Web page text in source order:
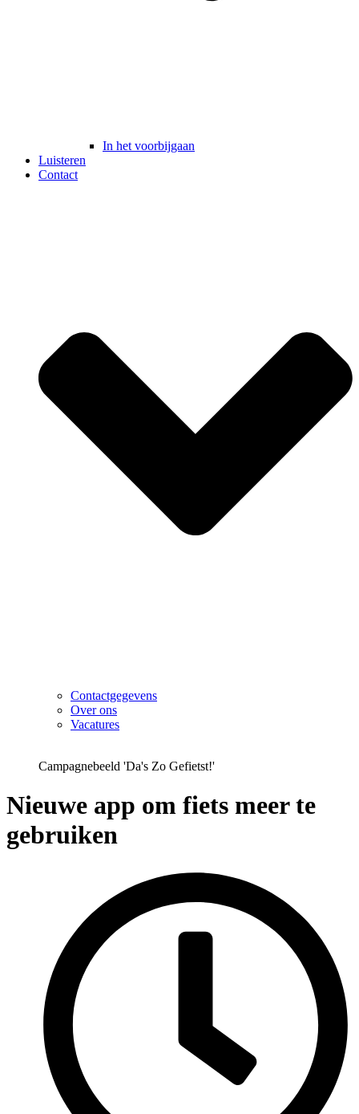
In het voorbijgaan
Luisteren
Contact
Contactgegevens
Over ons
Vacatures
Campagnebeeld 'Da's Zo Gefietst!'
Nieuwe app om fiets meer te
gebruiken